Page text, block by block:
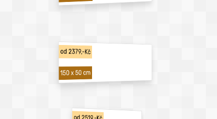
od 2379,-Kč
150 x 50 cm